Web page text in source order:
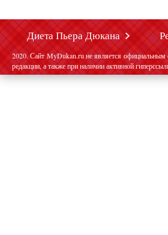
Диета Пьера Дюкана
2020. Сайт MyDukan.ru не является
редакции, а также при наличии активной